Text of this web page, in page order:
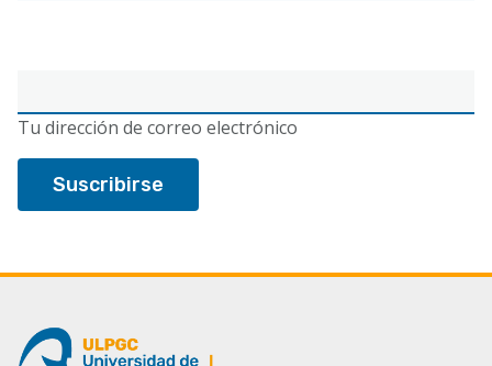
electrónico
Tu dirección de correo electrónico